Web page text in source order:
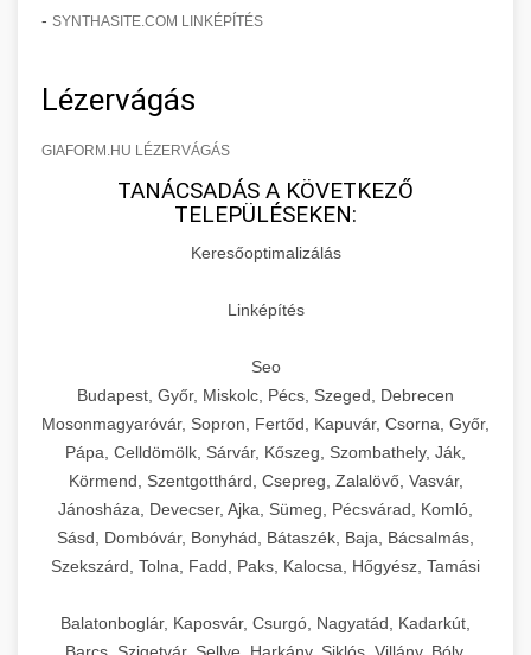
- SYNTHASITE.COM LINKÉPÍTÉS
Lézervágás
GIAFORM.HU LÉZERVÁGÁS
TANÁCSADÁS A KÖVETKEZŐ
TELEPÜLÉSEKEN:
Keresőoptimalizálás
Linképítés
Seo
Budapest, Győr, Miskolc, Pécs, Szeged, Debrecen
Mosonmagyaróvár, Sopron, Fertőd, Kapuvár, Csorna, Győr,
Pápa, Celldömölk, Sárvár, Kőszeg, Szombathely, Ják,
Körmend, Szentgotthárd, Csepreg, Zalalövő, Vasvár,
Jánosháza, Devecser, Ajka, Sümeg, Pécsvárad, Komló,
Sásd, Dombóvár, Bonyhád, Bátaszék, Baja, Bácsalmás,
Szekszárd, Tolna, Fadd, Paks, Kalocsa, Hőgyész, Tamási
Balatonboglár, Kaposvár, Csurgó, Nagyatád, Kadarkút,